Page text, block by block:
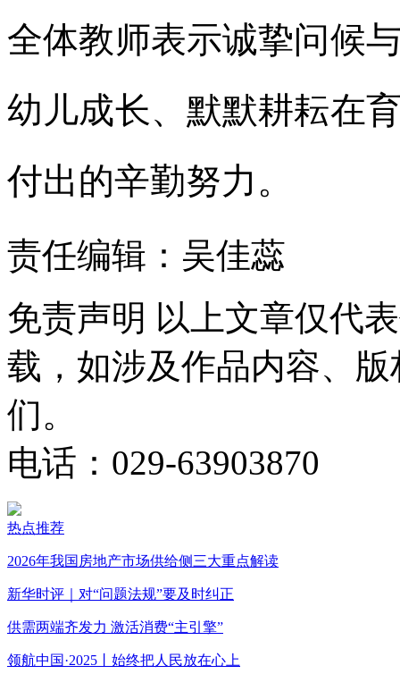
全体教师表示诚挚问候
幼儿成长、默默耕耘在
付出的辛勤努力。
责任编辑：吴佳蕊
免责声明 以上文章仅代
载，如涉及作品内容、
们。
电话：029-63903870
热点推荐
2026年我国房地产市场供给侧三大重点解读
新华时评｜对“问题法规”要及时纠正
供需两端齐发力 激活消费“主引擎”
领航中国·2025丨始终把人民放在心上